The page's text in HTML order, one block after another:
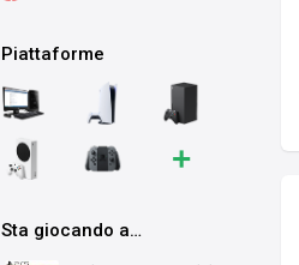
Piattaforme
+
Sta giocando a…